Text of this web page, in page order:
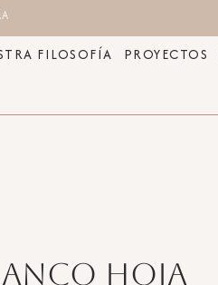
FILOSOFÍA PROYECTOS
Hoja